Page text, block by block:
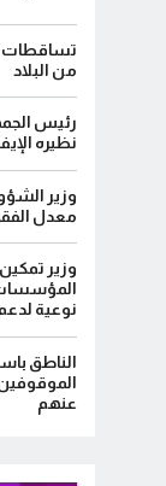
تساقطات
من البلاد
رئيس
نظيره
وزير
معدل الفقر
وزير
نوعية
الناطق
عنهم